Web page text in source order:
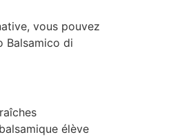
vous pouvez
Balsamico di
élève